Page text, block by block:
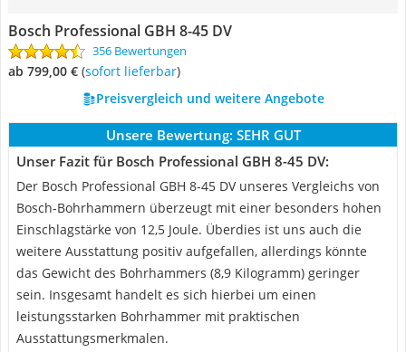
Bosch Professional GBH 8-45 DV
356 Bewertungen
ab 799,00 € ( Sofort lieferbar)
Preisvergleich und weitere Angebote
Unsere Bewertung: SEHR GUT
Unser Fazit für Bosch Professional GBH 8-45 DV:
Der Bosch Professional GBH 8-45 DV unseres Vergleichs von
Bosch-Bohrhammern überzeugt mit einer besonders hohen
Einschlagstärke von 12,5 Joule. Überdies ist uns auch die
weitere Ausstattung positiv aufgefallen, allerdings könnte
das Gewicht des Bohrhammers (8,9 Kilogramm) geringer
sein. Insgesamt handelt es sich hierbei um einen
leistungsstarken Bohrhammer mit praktischen
Ausstattungsmerkmalen.